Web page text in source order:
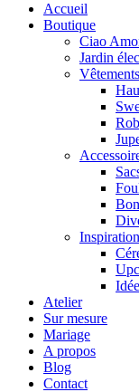
Accueil
Boutique
Ciao
Jardin
Vêtements
Atelier
Sur mesure
Mariage
A propos
Blog
Contact